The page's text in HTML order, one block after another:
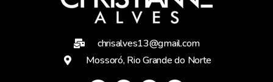
chrisalves13@gmail.com
Mossoró, Rio Grande do Norte